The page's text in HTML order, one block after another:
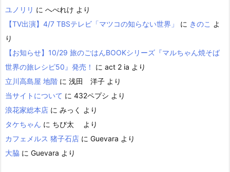
ユノリリ に へべれけ より
【TV出演】4/7 TBSテレビ「マツコの知らない世界」
に きのこ よ
り
【お知らせ】10/29 旅のごはんBOOKシリーズ『マルちゃん焼そば
世界の旅レシピ50』発売！
に act 2 ia より
立川高島屋 地階 に 浅田 洋子 より
当サイトについて に 432ペプシ より
浪花家総本店 に みっく
より
タケちゃん に ちび太
より
カフェメルス 猪子石店 に Guevara より
大脇 に Guevara より